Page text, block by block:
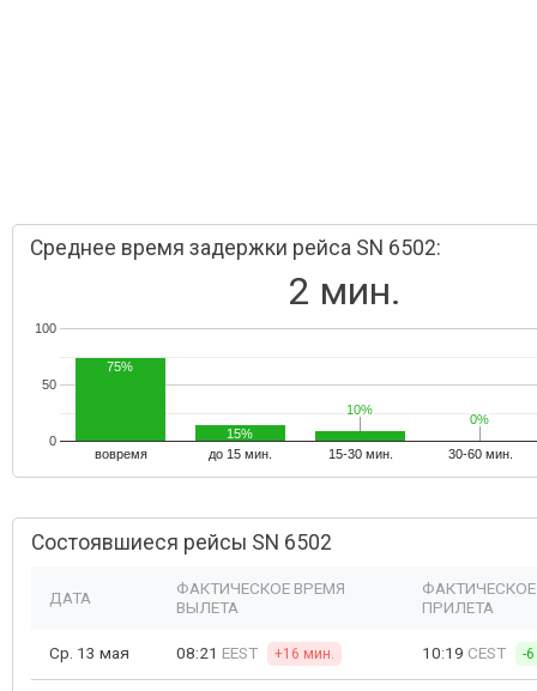
Среднее время задержки рейса SN 6502:
2 мин.
вовремя до 15 мин. 15-30 мин. 30-60 мин.
0
50
100
75%
15%
10%
10%
0%
0%
Состоявшиеся рейсы SN 6502
ДАТА
ФАКТИЧЕСКОЕ ВРЕМЯ
ВЫЛЕТА
ПРИЛЕТА
Ср. 13 мая 08:21 EEST +16 мин. 10:19 CEST -